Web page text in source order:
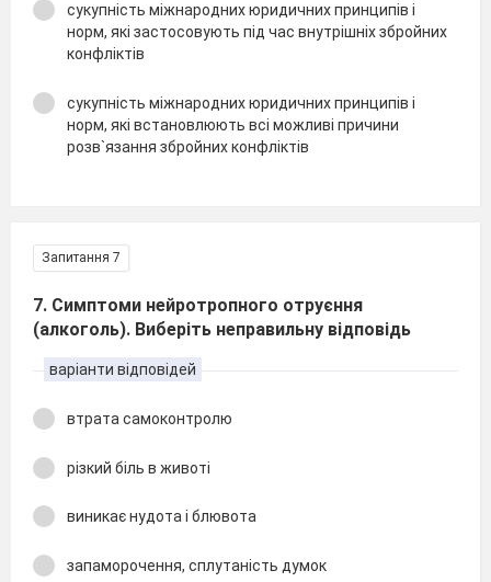
сукупність міжнародних юридичних принципів і
норм, які застосовують під час внутрішніх збройних
конфліктів
сукупність міжнародних юридичних принципів і
норм, які встановлюють всі можливі причини
розв`язання збройних конфліктів
Запитання 7
7. Симптоми нейротропного отруєння
(алкоголь). Виберіть неправильну відповідь
варіанти відповідей
втрата самоконтролю
різкий біль в животі
виникає нудота і блювота
запаморочення, сплутаність думок